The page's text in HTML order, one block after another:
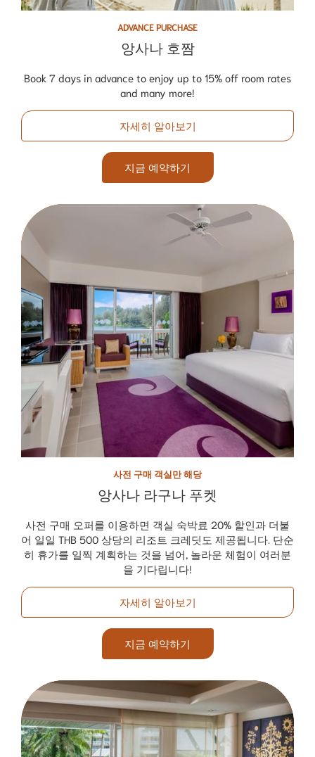
ADVANCE PURCHASE
앙사나 호짬
Book 7 days in advance to enjoy up to 15% off room rates
and many more!
자세히 알아보기
지금 예약하기
사전 구매 객실만 해당
앙사나 라구나 푸켓
사전 구매 오퍼를 이용하면 객실 숙박료 20% 할인과 더불
어 일일 THB 500 상당의 리조트 크레딧도 제공됩니다. 단순
히 휴가를 일찍 계획하는 것을 넘어, 놀라운 체험이 여러분
을 기다립니다!
자세히 알아보기
지금 예약하기